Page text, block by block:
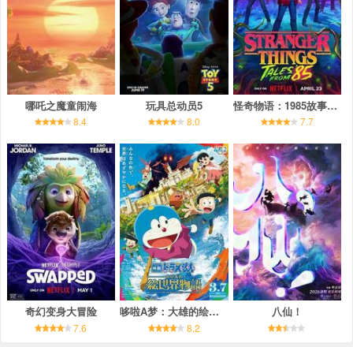
哪吒之魔童闹海
8.4
玩具总动员5
8.0
怪奇物语：1985故事集 第一季
7.7
奇幻变身大冒险
7.6
哆啦A梦：大雄的绘画奇遇记
8.2
八仙！